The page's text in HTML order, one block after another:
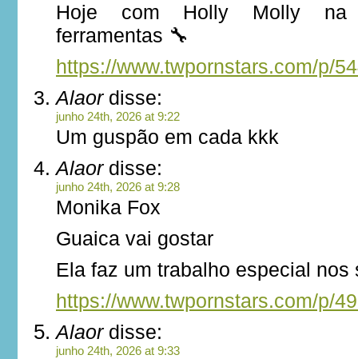
Hoje com Holly Molly na
ferramentas 🔧
https://www.twpornstars.com/p/
Alaordisse:
junho 24th, 2026 at 9:22
Um guspão em cada kkk
Alaordisse:
junho 24th, 2026 at 9:28
Monika Fox
Guaica vai gostar
Ela faz um trabalho especial nos
https://www.twpornstars.com/p/
Alaordisse:
junho 24th, 2026 at 9:33